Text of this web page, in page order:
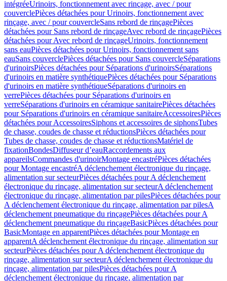
intégréeUrinoirs, fonctionnement avec rinçage, avec / pour
couverclePièces détachées pour Urinoirs, fonctionnement avec
rinçage, avec / pour couvercleSans rebord de rinçagePièces
détachées pour Sans rebord de rinçageAvec rebord de rinçagePièces
détachées pour Avec rebord de rinçageUrinoirs, fonctionnement
sans eauPièces détachées pour Urinoirs, fonctionnement sans
eauSans couverclePièces détachées pour Sans couvercleSéparations
d'urinoirsPièces détachées pour Séparations d'urinoirsSéparations
d'urinoirs en matière synthétiquePièces détachées pour Séparations
d'urinoirs en matière synthétiqueSéparations d'urinoirs en
verrePièces détachées pour Séparations d'urinoirs en
verreSéparations d'urinoirs en céramique sanitairePièces détachées
pour Séparations d'urinoirs en céramique sanitaireAccessoiresPièces
détachées pour AccessoiresSiphons et accessoires de siphonsTubes
de chasse, coudes de chasse et réductionsPièces détachées pour
Tubes de chasse, coudes de chasse et réductionsMatériel de
fixationBondesDiffuseur d’eauRaccordements aux
appareilsCommandes d'urinoirMontage encastréPièces détachées
pour Montage encastréA déclenchement électronique du rinçage,
alimentation sur secteurPièces détachées pour A déclenchement
électronique du rinçage, alimentation sur secteurA déclenchement
électronique du rinçage, alimentation par pilesPièces détachées pour
A déclenchement électronique du rinçage, alimentation par pilesA
déclenchement pneumatique du rinçagePièces détachées pour A
déclenchement pneumatique du rinçageBasicPièces détachées pour
BasicMontage en apparentPièces détachées pour Montage en
apparentA déclenchement électronique du rinçage, alimentation sur
secteurPièces détachées pour A déclenchement électronique du
rinçage, alimentation sur secteurA déclenchement électronique du
rinçage, alimentation par pilesPièces détachées pour A
déclenchement électronique du rinçage, alimentation par